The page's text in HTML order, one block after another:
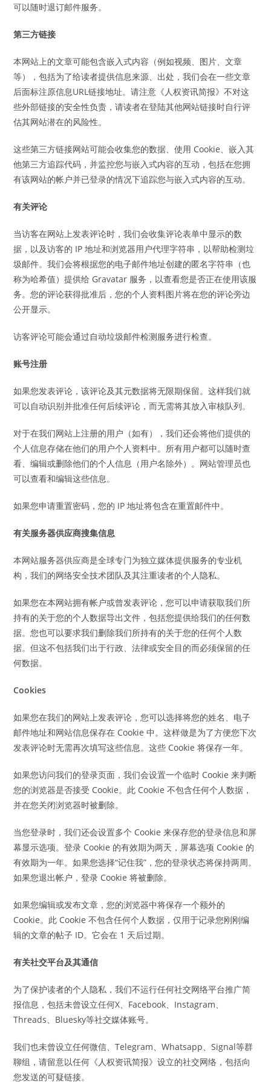
可以随时退订邮件服务。
第三方链接
本网站上的文章可能包含嵌入式内容（例如视频、图片、文章
等），包括为了给读者提供信息来源、出处，我们会在一些文章
后面标注原信息URL链接地址。请注意《人权资讯简报》不对这
些外部链接的安全性负责，请读者在登陆其他网站链接时自行评
估其网站潜在的风险性。
这些第三方链接网站可能会收集您的数据、使用 Cookie、嵌入其
他第三方追踪代码，并监控您与嵌入式内容的互动，包括在您拥
有该网站的帐户并已登录的情况下追踪您与嵌入式内容的互动。
有关评论
当访客在网站上发表评论时，我们会收集评论表单中显示的数
据，以及访客的 IP 地址和浏览器用户代理字符串，以帮助检测垃
圾邮件。我们会将根据您的电子邮件地址创建的匿名字符串（也
称为哈希值）提供给 Gravatar 服务，以查看您是否正在使用该服
务。您的评论获得批准后，您的个人资料图片将在您的评论旁边
公开显示。
访客评论可能会通过自动垃圾邮件检测服务进行检查。
账号注册
如果您发表评论，该评论及其元数据将无限期保留。这样我们就
可以自动识别并批准任何后续评论，而无需将其放入审核队列。
对于在我们网站上注册的用户（如有），我们还会将他们提供的
个人信息存储在他们的用户个人资料中。所有用户都可以随时查
看、编辑或删除他们的个人信息（用户名除外）。网站管理员也
可以查看和编辑这些信息。
如果您申请重置密码，您的 IP 地址将包含在重置邮件中。
有关服务器供应商搜集信息
本网站服务器供应商是全球专门为独立媒体提供服务的专业机
构，我们的网络安全技术团队及其注重读者的个人隐私。
如果您在本网站拥有帐户或曾发表评论，您可以申请获取我们所
持有的关于您的个人数据导出文件，包括您提供给我们的任何数
据。您也可以要求我们删除我们所持有的关于您的任何个人数
据。但这不包括我们出于行政、法律或安全目的而必须保留的任
何数据。
Cookies
如果您在我们的网站上发表评论，您可以选择将您的姓名、电子
邮件地址和网站信息保存在 Cookie 中。这样做是为了方便您下次
发表评论时无需再次填写这些信息。这些 Cookie 将保存一年。
如果您访问我们的登录页面，我们会设置一个临时 Cookie 来判断
您的浏览器是否接受 Cookie。此 Cookie 不包含任何个人数据，
并在您关闭浏览器时被删除。
当您登录时，我们还会设置多个 Cookie 来保存您的登录信息和屏
幕显示选项。登录 Cookie 的有效期为两天，屏幕选项 Cookie 的
有效期为一年。如果您选择“记住我”，您的登录状态将保持两周。
如果您退出帐户，登录 Cookie 将被删除。
如果您编辑或发布文章，您的浏览器中将保存一个额外的
Cookie。此 Cookie 不包含任何个人数据，仅用于记录您刚刚编
辑的文章的帖子 ID。它会在 1 天后过期。
有关社交平台及其通信
为了保护读者的个人隐私，我们不运行任何社交网络平台推广简
报信息，包括未曾设立任何X、Facebook、Instagram、
Threads、Bluesky等社交媒体账号。
我们也未曾设立任何微信、Telegram、Whatsapp、Signal等群
聊组，请留意以任何《人权资讯简报》设立的社交网络，包括向
您发送的可疑链接。